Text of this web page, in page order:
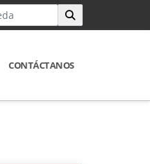
CONTÁCTANOS